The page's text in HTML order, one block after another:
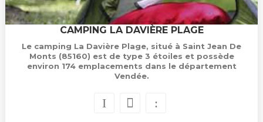
CAMPING LA DAVIÈRE PLAGE
Le camping La Davière Plage, situé à Saint Jean De
Monts (85160) est de type 3 étoiles et possède
environ 174 emplacements dans le département
Vendée.